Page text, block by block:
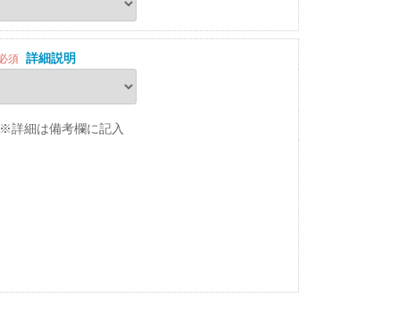
須 詳細説明
細は備考欄に記入